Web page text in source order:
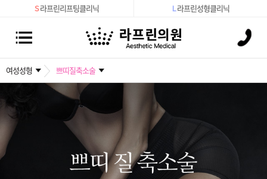
S라프린리프팅클리닉 L라프린성형클리닉
여성성형 쁘띠질축소술